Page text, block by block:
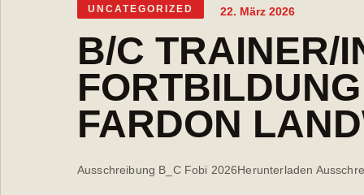
UNCATEGORIZED 22. März 2026
B/C TRAINER/
FARDON
Ausschreibung B_C Fobi 2026Herunterladen